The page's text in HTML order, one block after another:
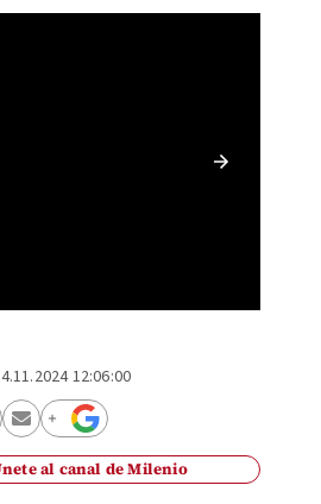
12:06:00
al canal de Milenio